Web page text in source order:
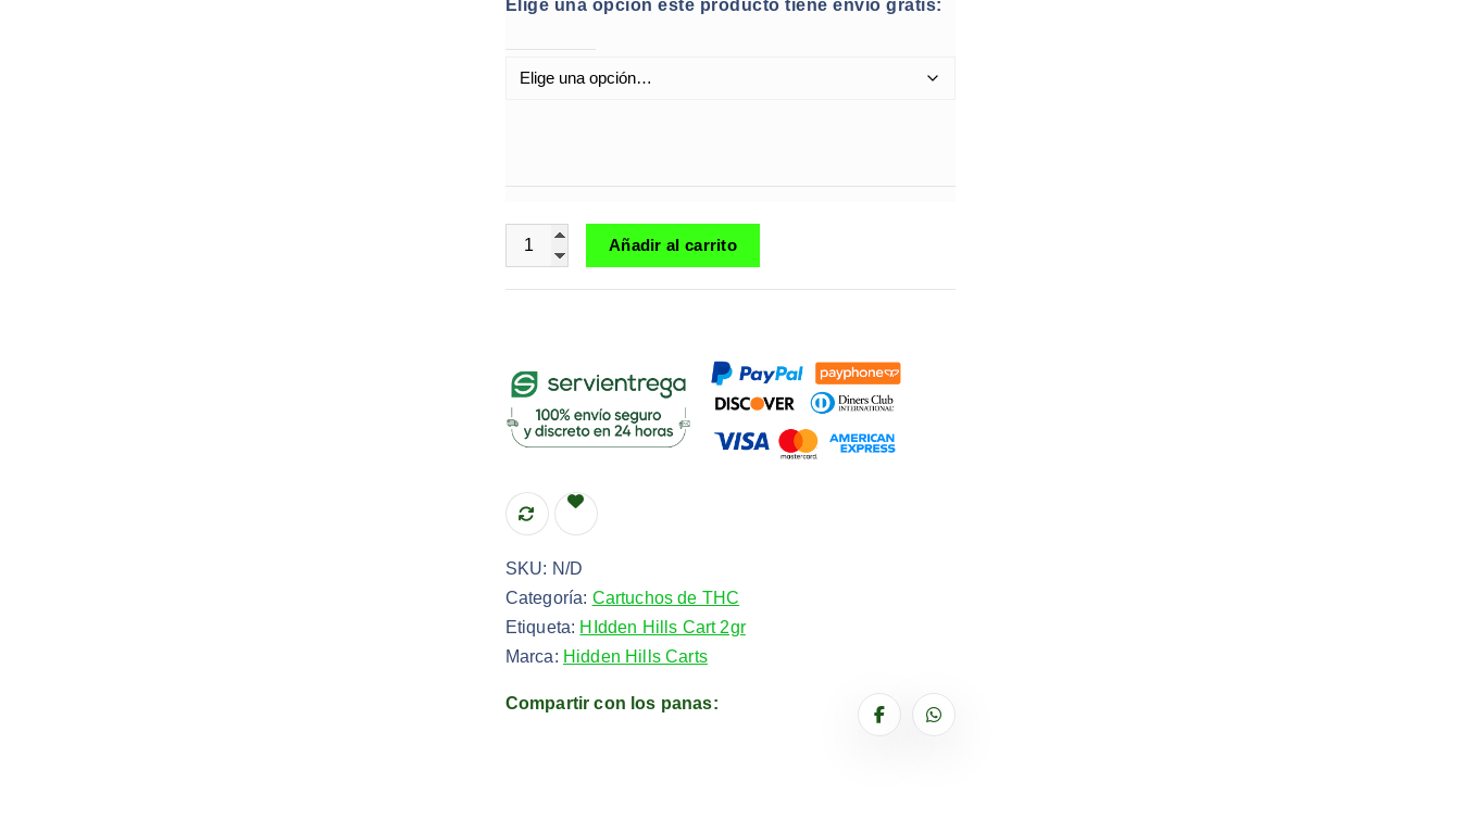
Elige una opción este producto tiene envío gratis:
Cartucho de Wax Hidden Hills 2G | Sativa Whipped Orange cantidad
Añadir al carrito
SKU: N/D
Categoría: Cartuchos de THC
Etiqueta: HIdden Hills Cart 2gr
Marca: Hidden Hills Carts
Compartir con los panas: